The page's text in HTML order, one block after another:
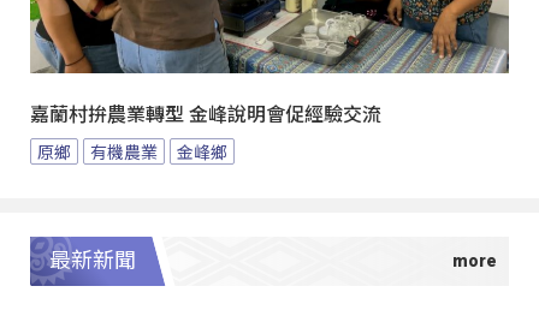
嘉蘭村拚農業轉型 金峰說明會促經驗交流
原鄉 有機農業 金峰鄉
最新新聞